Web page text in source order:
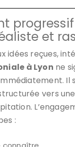
et
idées reçues,
à Lyon ne
Il
vers
: